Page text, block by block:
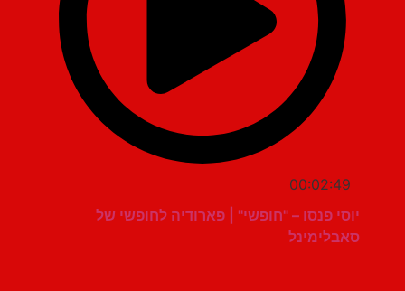
00:02:49
יוסי פנסו – "חופשי" | פארודיה לחופשי של
סאבלימינל